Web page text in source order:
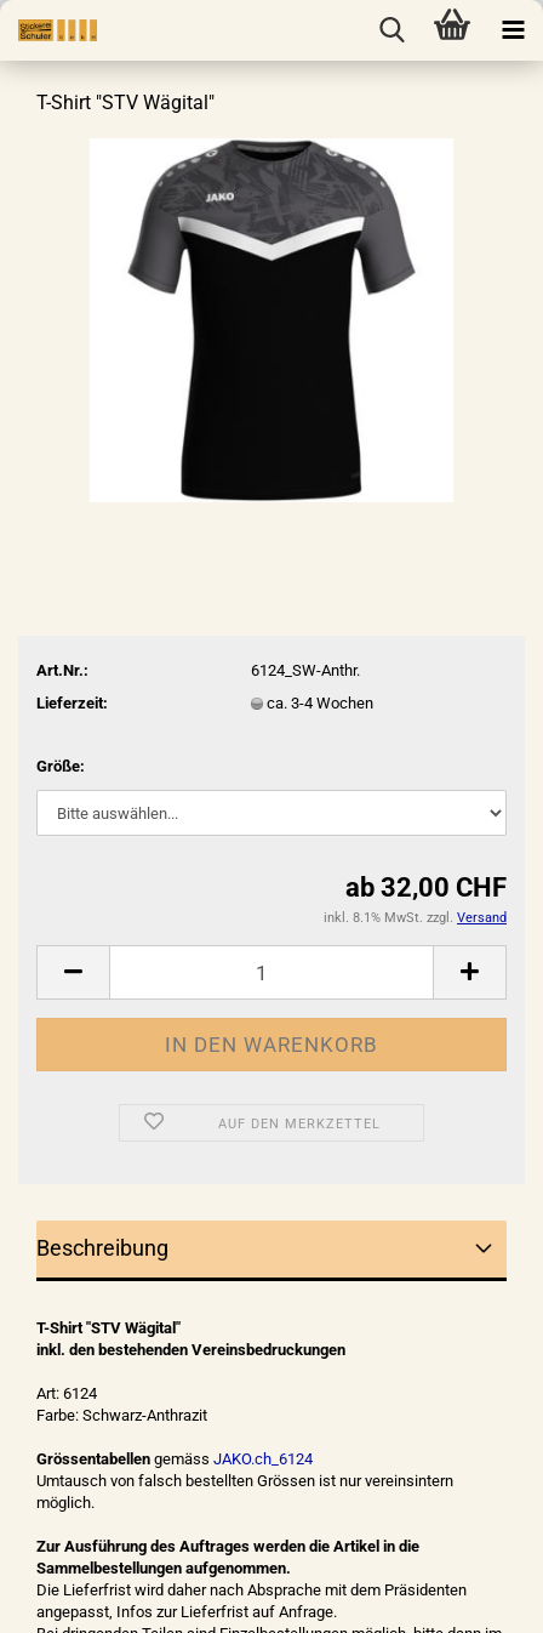
T-Shirt "STV Wägital"
Art.Nr.:
6124_SW-Anthr.
Lieferzeit:
ca. 3-4 Wochen
Größe:
ab 32,00 CHF
inkl. 8.1% MwSt. zzgl. Versand
AUF DEN MERKZETTEL
Beschreibung
T-Shirt "STV Wägital"
inkl. den bestehenden Vereinsbedruckungen
Art: 6124
Farbe: Schwarz-Anthrazit
Grössentabellen gemäss JAKO.ch_6124
Umtausch von falsch bestellten Grössen ist nur vereinsintern
möglich.
Zur Ausführung des Auftrages werden die Artikel in die
Sammelbestellungen aufgenommen.
Die Lieferfrist wird daher nach Absprache mit dem Präsidenten
angepasst, Infos zur Lieferfrist auf Anfrage.